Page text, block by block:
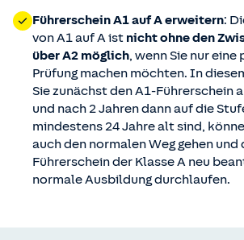
Führerschein A1 auf A erweitern:
von A1 auf A ist nicht ohne den
über A2 möglich, wenn Sie nur
Prüfung machen möchten. In
Sie zunächst den A1-Führerschein
und nach 2 Jahren dann auf die
mindestens 24 Jahre alt sind,
auch den normalen Weg gehen und
Führerschein der Klasse A neu
normale Ausbildung durchlaufen.